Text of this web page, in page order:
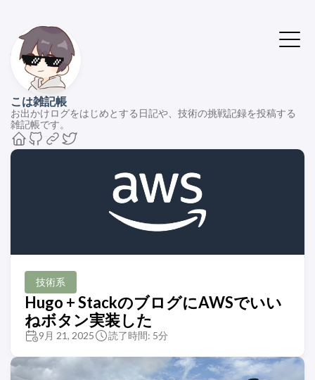
こは雑記帳
お出かけログをはじめとする日記や、技術の挑戦記録を投稿する
雑記帳です。
技術系
Hugo + StackのブログにAWSでいい
ねボタン実装した
9月 21, 2025 読了時間: 5分